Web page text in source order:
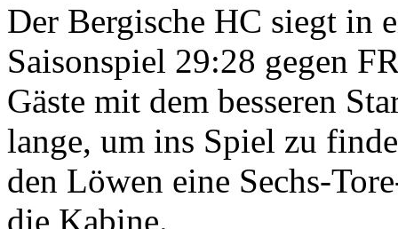
Der Bergische HC siegt in
Saisonspiel 29:28 gegen
Gäste mit dem besseren
lange, um ins Spiel zu
den Löwen eine Sechs-
die Kabine.